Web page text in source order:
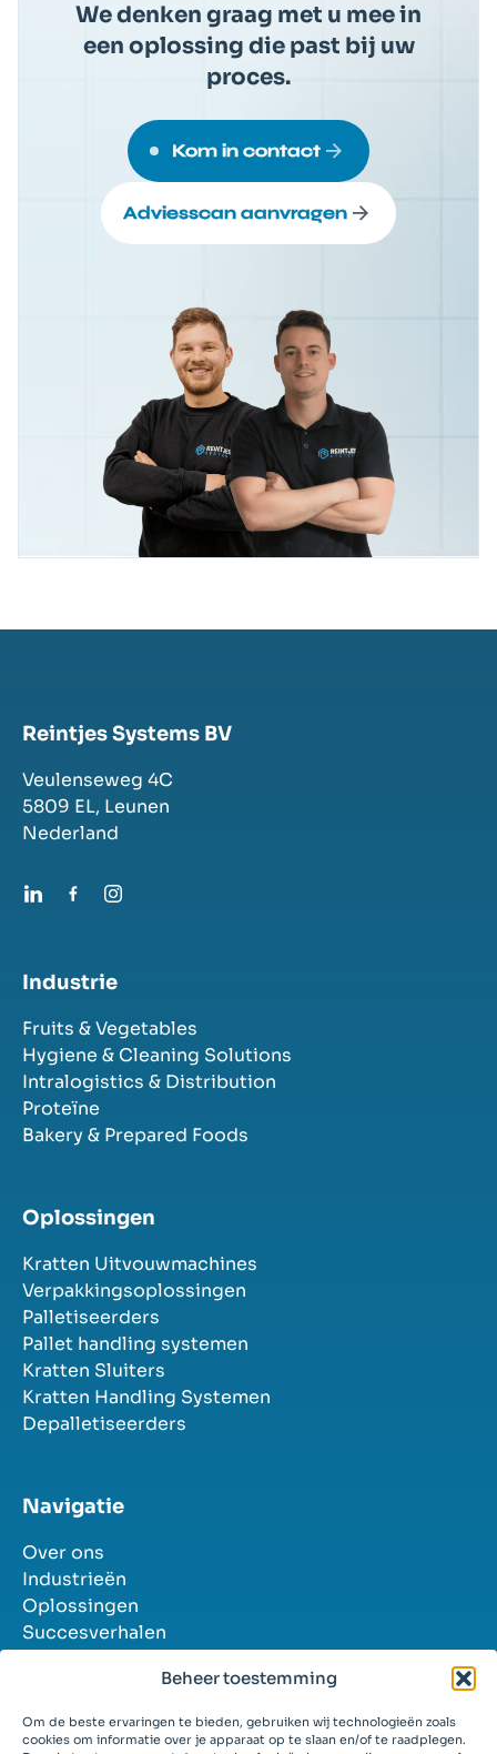
Beheer toestemming
Om de beste ervaringen te bieden, gebruiken wij technologieën zoals
cookies om informatie over je apparaat op te slaan en/of te raadplegen.
We denken graag met u mee in
een oplossing die past bij uw
proces.
Kom in contact
Adviesscan aanvragen
Reintjes Systems BV
Veulenseweg 4C
5809 EL, Leunen
Nederland
Industrie
Fruits & Vegetables
Hygiene & Cleaning Solutions
Intralogistics & Distribution
Proteïne
Bakery & Prepared Foods
Oplossingen
Kratten Uitvouwmachines
Verpakkingsoplossingen
Palletiseerders
Pallet handling systemen
Kratten Sluiters
Kratten Handling Systemen
Depalletiseerders
Navigatie
Over ons
Industrieën
Oplossingen
Succesverhalen